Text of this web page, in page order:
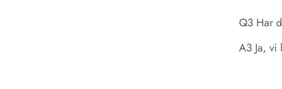
Q3 Har
A3 Ja, vi